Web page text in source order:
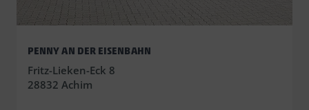
PENNY AN DER EISENBAHN
Fritz-Lieken-Eck 8
28832 Achim